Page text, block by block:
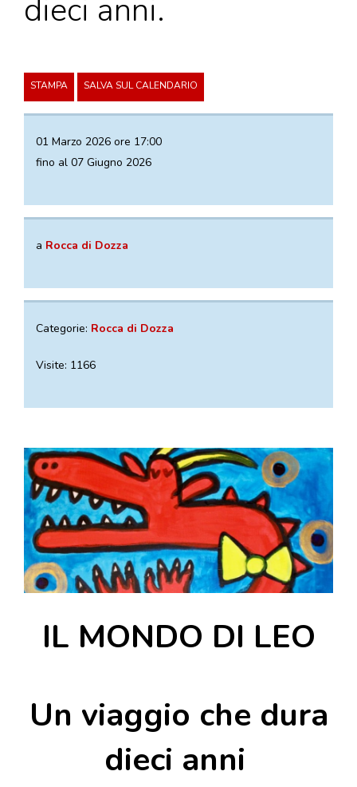
VISITE GUIDATE
BOOKSHOP
ARCHIVIO EVENTI
INFORMAZIONE
UFFICIO TURISTICO DI DOZZA
DOVE MANGIARE
EVENTI
ITINERARI
MURO
DIPINTO
FANTASTIKA
ENOTECA
dieci anni.
STAMPA SALVA SUL CALENDARIO
01 Marzo 2026 ore 17:00
fino al 07 Giugno 2026
a Rocca di Dozza
Categorie: Rocca di Dozza
Visite: 1166
IL MONDO DI LEO
Un viaggio che dura
dieci anni